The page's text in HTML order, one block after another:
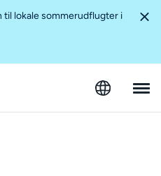
til lokale sommerudflugter i